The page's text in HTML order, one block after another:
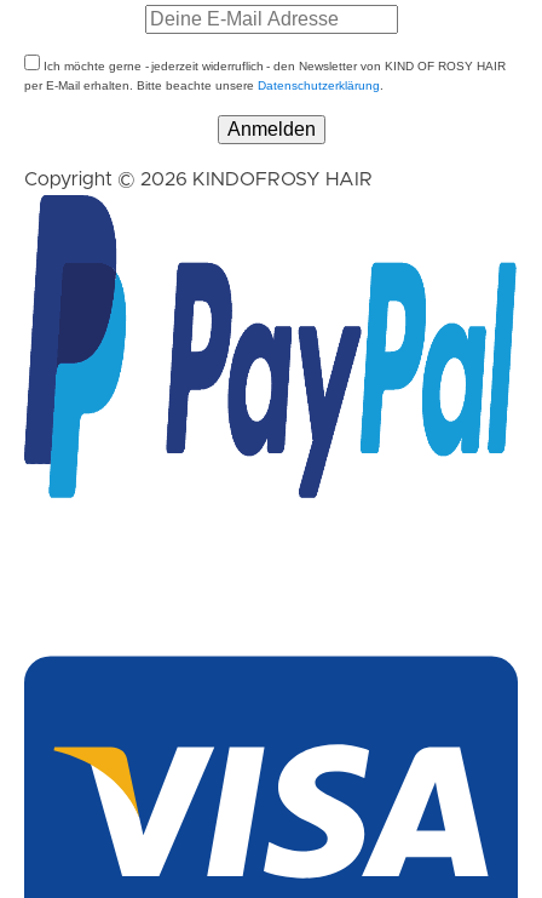
Ich möchte gerne - jederzeit widerruflich - den Newsletter von KIND OF ROSY HAIR
per E-Mail erhalten. Bitte beachte unsere Datenschutzerklärung.
Copyright © 2026 KINDOFROSY HAIR